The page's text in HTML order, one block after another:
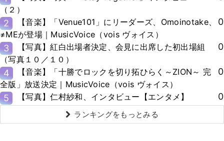
（２）
2
【音楽】「Venue101」にリーダーズ、Omoinotake、
≠MEが登場｜MusicVoice（vois ヴォイス）
0
3
【写真】紅白出場者決定、会見に出席した初出場組
（写真１０／１０）
0
4
【音楽】「十勝でロックを切り拓ひらく～ZION～ 完
全版」放送決定｜MusicVoice（vois ヴォイス）
0
5 【写真】仁村紗和、インタビュー【エンタメ】 0
ランキングをもっとみる